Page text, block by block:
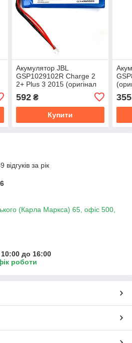
Акумулятор JBL
GSP1029102R Charge 2
2+ Plus 3 2015 (оригінал
592₴
Купити
355
за рік
(Карла Маркса) 65, офіс 500,
до 16:00
роботи